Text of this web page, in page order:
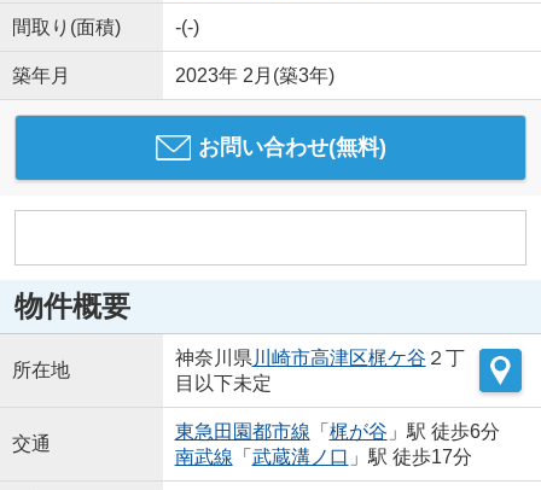
間取り(面積) -(-)
築年月 2023年 2月(築3年)
お問い合わせ(無料)
物件概要
所在地
神奈川県 川崎市高津区梶ケ谷 ２丁
目以下未定
交通
東急田園都市線 「 梶が谷 」駅 徒歩6分
南武線 「 武蔵溝ノ口 」駅 徒歩17分